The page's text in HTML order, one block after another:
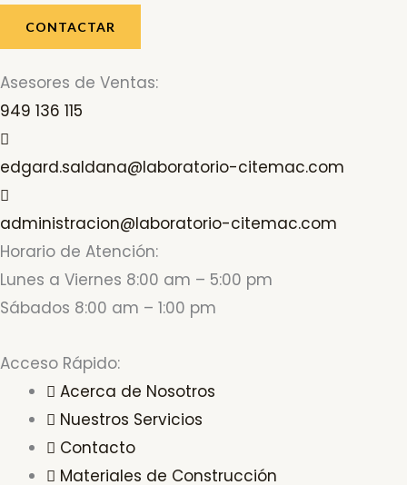
CONTACTAR
Asesores de Ventas:
949 136 115
edgard.saldana@laboratorio-citemac.com
administracion@laboratorio-citemac.com
Horario de Atención:
Lunes a Viernes 8:00 am – 5:00 pm
Sábados 8:00 am – 1:00 pm
Acceso Rápido:
Acerca de Nosotros
Nuestros Servicios
Contacto
Materiales de Construcción